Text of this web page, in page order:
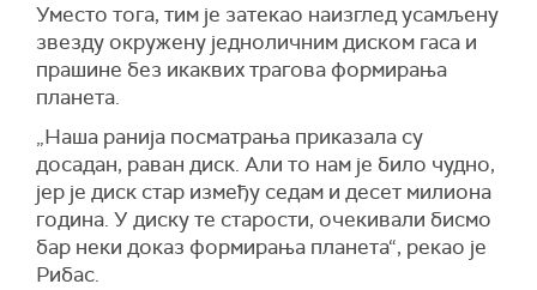
Уместо тога, тим је затекао наизглед усамљену
звезду окружену једноличним диском гаса и
прашине без икаквих трагова формирања
планета.
„Наша ранија посматрања приказала су
досадан, раван диск. Али то нам је било чудно,
јер је диск стар између седам и десет милиона
година. У диску те старости, очекивали бисмо
бар неки доказ формирања планета“, рекао је
Рибас.